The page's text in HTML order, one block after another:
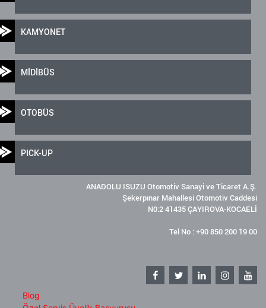
KAMYONET
MİDİBÜS
OTOBÜS
PICK-UP
ANADOLU ISUZU Otomotiv Sanayi ve Ticaret A.Ş.
Şekerpınar Mahallesi Otomotiv Caddesi
N0:2 41435 ÇAYIROVA-KOCAELİ
Tel No : +90 850 200 19 00
Blog